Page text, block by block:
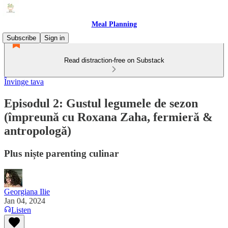
Meal Planning
Subscribe
Sign in
Read distraction-free on Substack
Învinge tava
Episodul 2: Gustul legumele de sezon
(împreună cu Roxana Zaha, fermieră &
antropologă)
Plus niște parenting culinar
Georgiana Ilie
Jan 04, 2024
Listen